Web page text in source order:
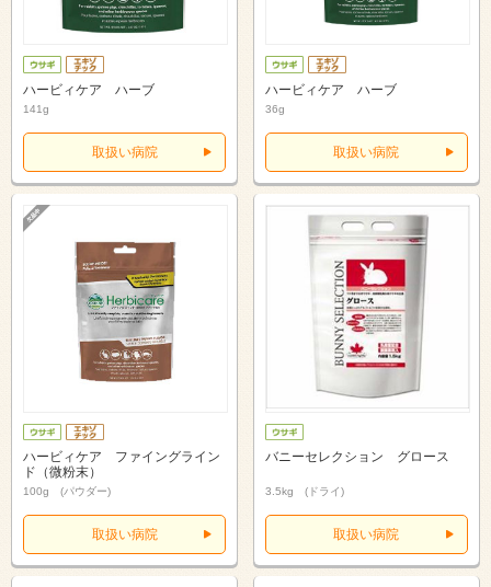
ハービィケア ハーブ
141g
取扱い病院
ハービィケア ハーブ
36g
取扱い病院
ハービィケア ファイングライン
ド（微粉末）
100g (パウダー)
取扱い病院
バニーセレクション グロース
3.5kg (ドライ)
取扱い病院